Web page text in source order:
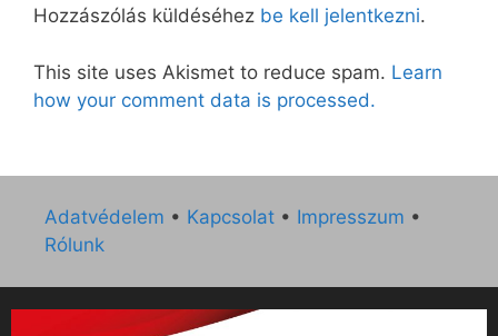
Hozzászólás küldéséhez be kell jelentkezni.
This site uses Akismet to reduce spam. Learn
how your comment data is processed.
Adatvédelem • Kapcsolat • Impresszum •
Rólunk